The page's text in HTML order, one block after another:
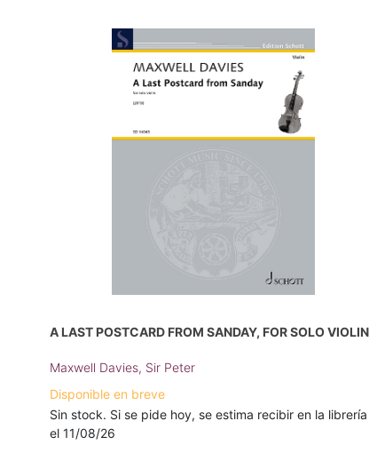
A LAST POSTCARD FROM SANDAY, FOR SOLO VIOLIN
Maxwell Davies, Sir Peter
Disponible en breve
Sin stock. Si se pide hoy, se estima recibir en la librería
el 11/08/26